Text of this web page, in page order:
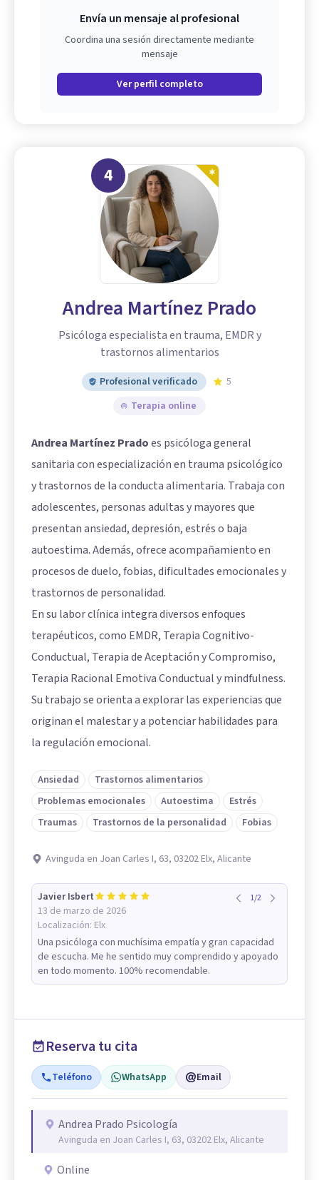
Envía un mensaje al profesional
Coordina una sesión directamente mediante
mensaje
Ver perfil completo
4
Andrea Martínez Prado
Psicóloga especialista en trauma, EMDR y
trastornos alimentarios
Profesional verificado
5
Terapia online
Andrea Martínez Pradoes psicóloga general
sanitaria con especialización en trauma psicológico
y trastornos de la conducta alimentaria. Trabaja con
adolescentes, personas adultas y mayores que
presentan ansiedad, depresión, estrés o baja
autoestima. Además, ofrece acompañamiento en
procesos de duelo, fobias, dificultades emocionales y
trastornos de personalidad.
En su labor clínica integra diversos enfoques
terapéuticos, como EMDR, Terapia Cognitivo-
Conductual, Terapia de Aceptación y Compromiso,
Terapia Racional Emotiva Conductual y mindfulness.
Su trabajo se orienta a explorar las experiencias que
originan el malestar y a potenciar habilidades para
la regulación emocional.
Ansiedad
Trastornos alimentarios
Problemas emocionales
Autoestima
Estrés
Traumas
Trastornos de la personalidad Fobias
Avinguda en Joan Carles I, 63, 03202 Elx, Alicante
Javier Isbert
13 de marzo de 2026
Localización: Elx
1/2
Una psicóloga con muchísima empatía y gran capacidad
de escucha. Me he sentido muy comprendido y apoyado
en todo momento. 100% recomendable.
Reserva tu cita
Teléfono WhatsApp Email
Andrea Prado Psicología
Avinguda en Joan Carles I, 63, 03202 Elx, Alicante
Online